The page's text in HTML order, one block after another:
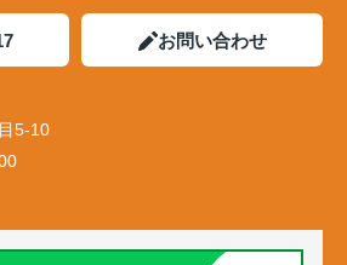
お問い合わせ
5-10